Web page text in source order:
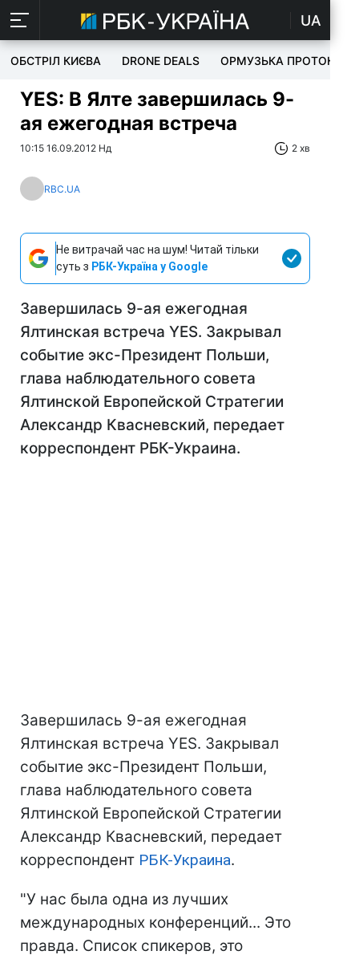
UA
ОБСТРІЛ КИЄВА DRONE DEALS ОРМУЗЬКА ПРОТОКА
YES: В Ялте завершилась 9-
ая ежегодная встреча
10:15 16.09.2012 Нд 2 хв
RBC.UA
Не витрачай час на шум! Читай тільки
суть з РБК-Україна у Google
Завершилась 9-ая ежегодная
Ялтинская встреча YES. Закрывал
событие экс-Президент Польши,
глава наблюдательного совета
Ялтинской Европейской Стратегии
Александр Квасневский, передает
корреспондент РБК-Украина.
Завершилась 9-ая ежегодная
Ялтинская встреча YES. Закрывал
событие экс-Президент Польши,
глава наблюдательного совета
Ялтинской Европейской Стратегии
Александр Квасневский, передает
корреспондент РБК-Украина.
"У нас была одна из лучших
международных конференций... Это
правда. Список спикеров, это